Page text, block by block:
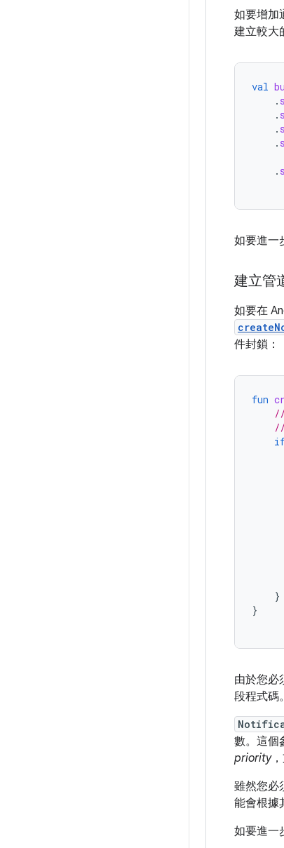
如要增加
建立較大
val
.
.
.
.
.
如要進一
建立管
如要在
件封鎖：
fun
}
}
由於您必
段程式碼
數。這個
priority
雖然您必
能會根據
如要進一